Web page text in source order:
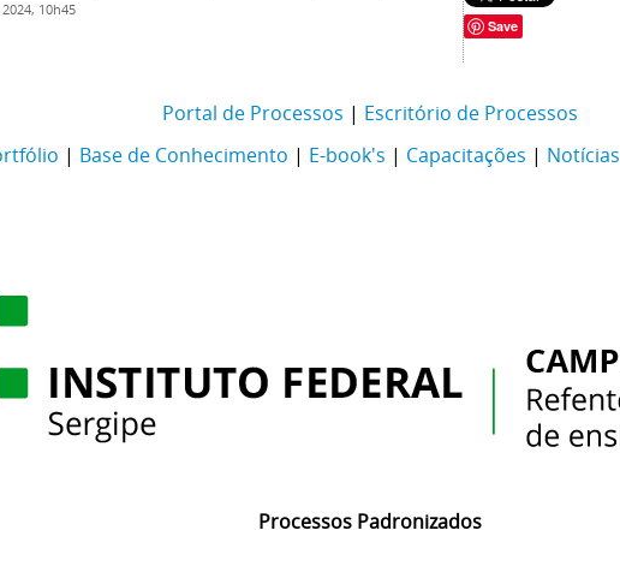
10h45
Save
Portal de Processos | Escritório de Processos
| Base de Conhecimento | E-book's | Capacitações | Notícias
Processos Padronizados